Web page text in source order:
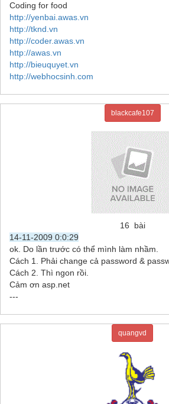
Coding for food
http://yenbai.awas.vn
http://tknd.vn
http://coder.awas.vn
http://awas.vn
http://bieuquyet.vn
http://webhocsinh.com
blackcafe107
16 bài
14-11-2009 0:0:29
ok. Do lần trước có thể mình làm nhầm.
Cách 1. Phải change cả password &
Cách 2. Thì ngon rồi.
Cảm ơn asp.net
---
quangvd